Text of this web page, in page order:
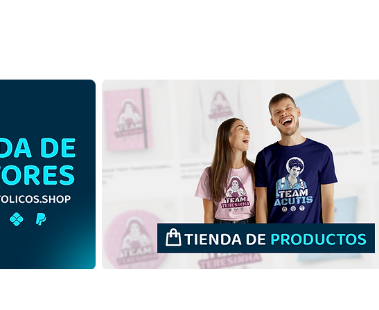
Santa Efigenia de Etiopía |
Descarga gratuita de
ilustración monocromática
Santa Efigenia de Etiopía |
Descargar gratis Ilustración
en color sin fondo en PNG